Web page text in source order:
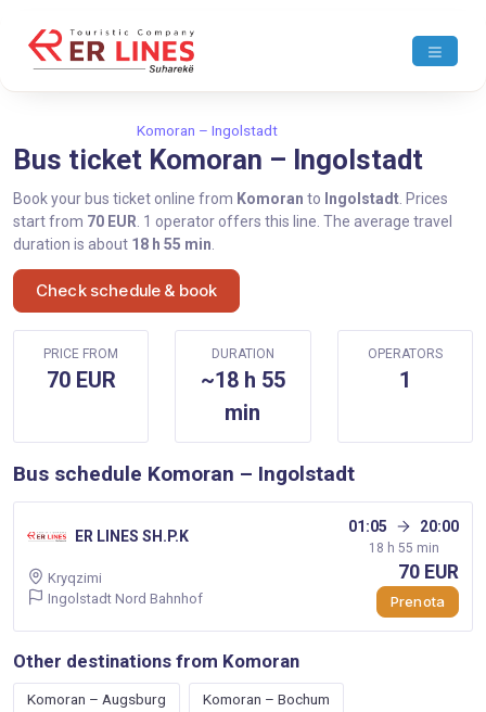
Komoran – Ingolstadt
Bus ticket Komoran – Ingolstadt
Book your bus ticket online from Komoran to Ingolstadt . Prices
start from 70 EUR . 1 operator offers this line. The average travel
duration is about 18 h 55 min
Check schedule & book
PRICE FROM
70 EUR
DURATION
~18 h 55
min
OPERATORS
1
Bus schedule Komoran – Ingolstadt
ER LINES SH.P.K
01:05 20:00
18 h 55 min
Kryqzimi
Ingolstadt Nord Bahnhof
70 EUR
Prenota
Other destinations from Komoran
Komoran – Augsburg Komoran – Bochum